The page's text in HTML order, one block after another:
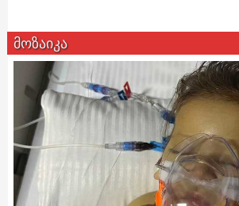
მოზაიკა